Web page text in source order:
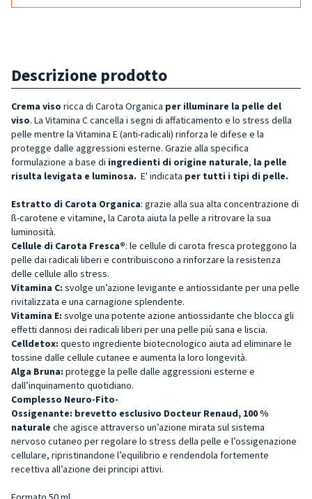
Descrizione prodotto
Crema viso ricca di Carota Organica per illuminare la pelle del
viso. La Vitamina C cancella i segni di affaticamento e lo stress della
pelle mentre la Vitamina E (anti-radicali) rinforza le difese e la
protegge dalle aggressioni esterne. Grazie alla specifica
formulazione a base di ingredienti di origine naturale, la pelle
risulta levigata e luminosa. E' indicata per tutti i tipi di pelle.
Estratto di Carota Organica: grazie alla sua alta concentrazione di
ß-carotene e vitamine, la Carota aiuta la pelle a ritrovare la sua
luminosità.
Cellule di Carota Fresca®: le cellule di carota fresca proteggono la
pelle dai radicali liberi e contribuiscono a rinforzare la resistenza
delle cellule allo stress.
Vitamina C: svolge un’azione levigante e antiossidante per una pelle
rivitalizzata e una carnagione splendente.
Vitamina E: svolge una potente azione antiossidante che blocca gli
effetti dannosi dei radicali liberi per una pelle più sana e liscia.
Celldetox: questo ingrediente biotecnologico aiuta ad eliminare le
tossine dalle cellule cutanee e aumenta la loro longevità.
Alga Bruna: protegge la pelle dalle aggressioni esterne e
dall’inquinamento quotidiano.
Complesso Neuro-Fito-
Ossigenante: brevetto esclusivo Docteur Renaud, 100 %
naturale che agisce attraverso un’azione mirata sul sistema
nervoso cutaneo per regolare lo stress della pelle e l’ossigenazione
cellulare, ripristinandone l’equilibrio e rendendola fortemente
recettiva all’azione dei principi attivi.